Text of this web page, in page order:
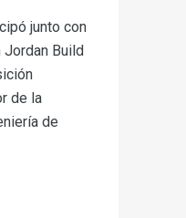
junto con
Jordan Build
de la
de